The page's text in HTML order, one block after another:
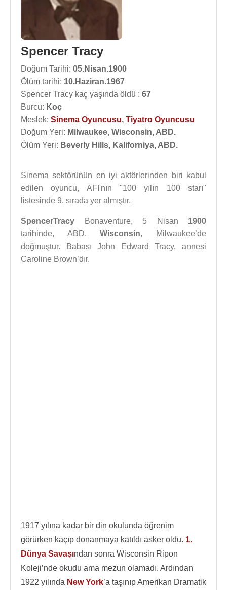
Spencer Tracy
Doğum Tarihi: 05.Nisan.1900
Ölüm tarihi: 10.Haziran.1967
Spencer Tracy kaç yaşında öldü : 67
Burcu: Koç
Meslek: Sinema Oyuncusu, Tiyatro Oyuncusu
Doğum Yeri: Milwaukee, Wisconsin, ABD.
Ölüm Yeri: Beverly Hills, Kaliforniya, ABD.
Sinema sektörünün en iyi aktörlerinden biri kabul
edilen oyuncu, AFI'nın "100 yılın 100 starı"
listesinde 9. sırada yer almıştır.
SpencerTracy Bonaventure, 5 Nisan 1900
tarihinde, ABD.Wisconsin, Milwaukee’de
doğmuştur. Babası John Edward Tracy, annesi
Caroline Brown’dır.
1917 yılına kadar bir din okulunda öğrenim
görürken kaçıp donanmaya katıldı asker oldu. 1.
Dünya Savaşından sonra Wisconsin Ripon
Koleji’nde okudu ama mezun olamadı. Ardından
1922 yılında New York’a taşınıp Amerikan Dramatik